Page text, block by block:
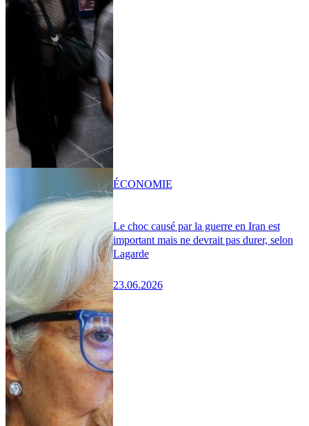
Le choc causé par la guerre en Iran est
important mais ne devrait pas durer, selon
Lagarde
23.06.2026
ÉCONOMIE